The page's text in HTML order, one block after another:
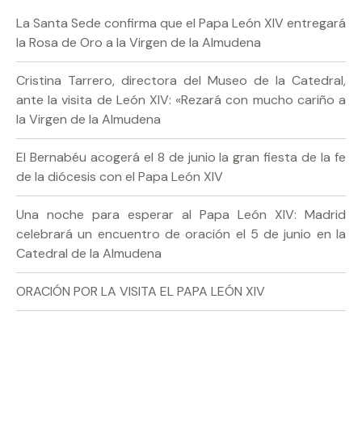
La Santa Sede confirma que el Papa León XIV entregará
la Rosa de Oro a la Virgen de la Almudena
Cristina Tarrero, directora del Museo de la Catedral,
ante la visita de León XIV: «Rezará con mucho cariño a
la Virgen de la Almudena
El Bernabéu acogerá el 8 de junio la gran fiesta de la fe
de la diócesis con el Papa León XIV
Una noche para esperar al Papa León XIV: Madrid
celebrará un encuentro de oración el 5 de junio en la
Catedral de la Almudena
ORACIÓN POR LA VISITA EL PAPA LEÓN XIV